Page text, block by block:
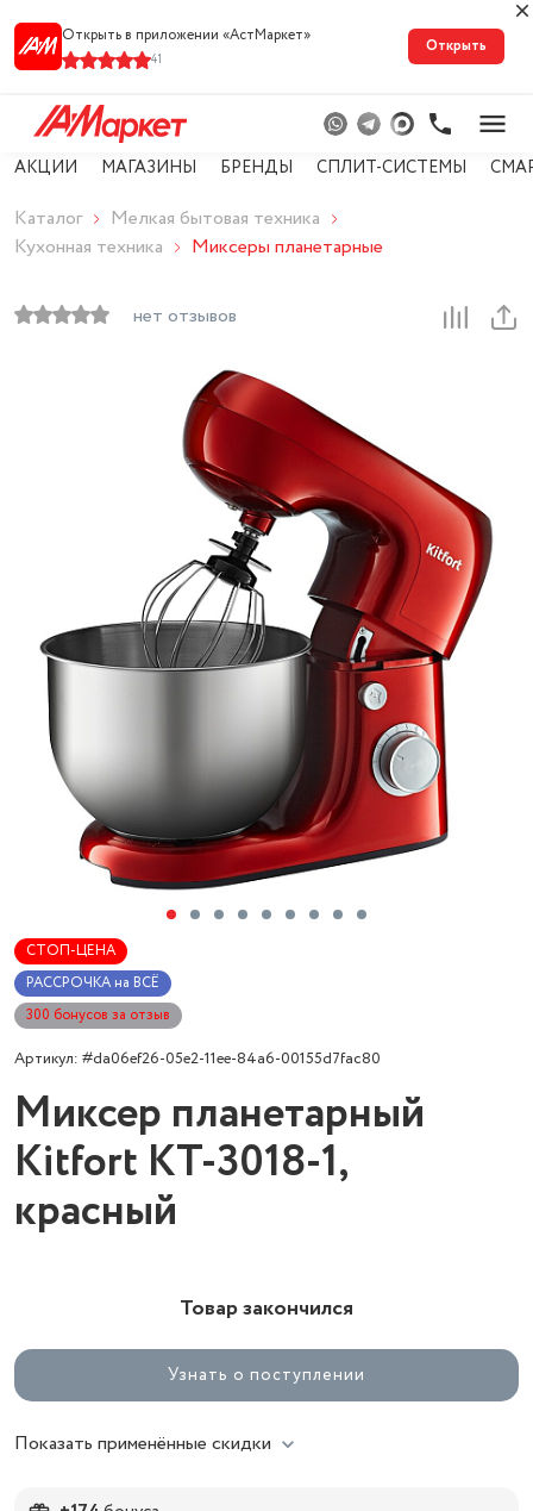
Открыть в приложении «АстМарке‪т‬»
41
Открыть
АКЦИИ МАГАЗИНЫ БРЕНДЫ СПЛИТ-СИСТЕМЫ
Каталог
Мелкая бытовая техника
Кухонная техника
Миксеры планетарные
нет отзывов
СТОП-ЦЕНА
РАССРОЧКА на ВСЁ
300 бонусов за отзыв
Артикул: #da06ef26-05e2-11ee-84a6-00155d7fac80
Миксер планетарный
Kitfort КТ-3018-1,
красный
Товар закончился
Узнать о поступлении
Показать применённые скидки